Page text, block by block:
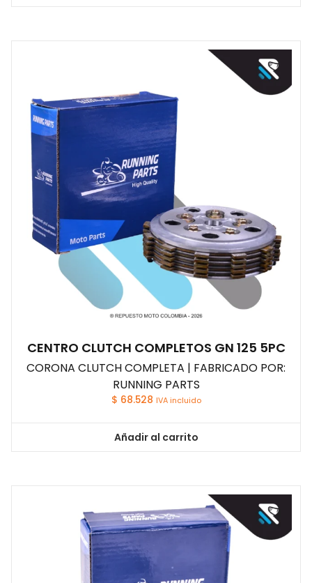
CENTRO CLUTCH COMPLETOS GN 125 5PC
CORONA CLUTCH COMPLETA | FABRICADO POR:
RUNNING PARTS
$ 68.528 IVA incluido
Añadir al carrito